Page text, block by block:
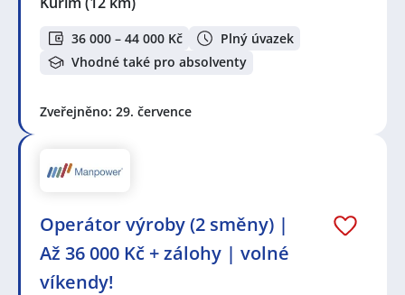
36 000 – 44 000 Kč
Plný úvazek
Vhodné také pro absolventy
Zveřejněno: 29. července
Operátor výroby (2 směny) |
Až 36 000 Kč + zálohy | volné
víkendy!